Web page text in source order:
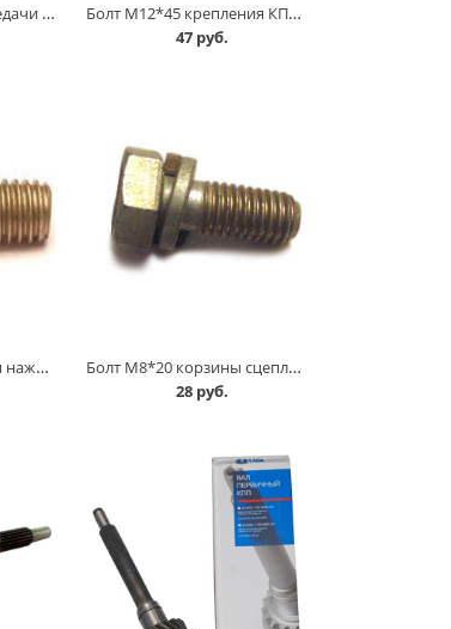
Болт М10*90 5-ой передачи 2101 /грибка/ в Омске Болт М12*45 крепления КПП верх. 2101 в Омске
47 руб.
Болт М8*19 крепления нажимного диска 2108, крепления сидения 2101, 2121 в Омске Болт М8*20 корзины сцепления 2101, 2121 в Омске
28 руб.